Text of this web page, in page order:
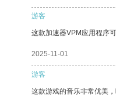
游客
这款加速器VPM应用程序
2025-11-01
游客
这款游戏的音乐非常优美，